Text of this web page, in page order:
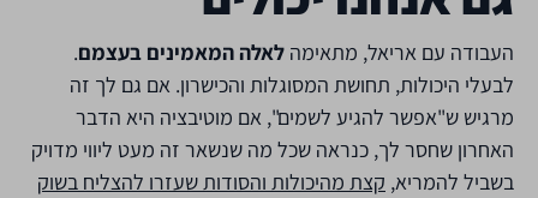
העבודה עם אריאל, מתאימה לאלה המאמינים בעצמם.
לבעלי היכולות, תחושת המסוגלות והכישרון. אם גם לך זה
מרגיש ש"אפשר להגיע לשמים", אם מוטיבציה היא הדבר
האחרון שחסר לך, כנראה שכל מה שנשאר זה מעט ליווי מדויק
בשביל להמריא, קצת מהיכולות והסודות שעזרו להצליח בשוק